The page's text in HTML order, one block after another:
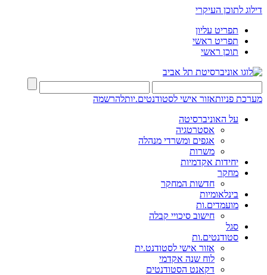
דילוג לתוכן העיקרי
תפריט עליון
תפריט ראשי
תוכן ראשי
מערכת פניותאזור אישי לסטודנטים.יותלהרשמה
על האוניברסיטה
אסטרטגיה
אגפים ומשרדי מנהלה
משרות
יחידות אקדמיות
מחקר
חדשות המחקר
בינלאומיות
מועמדים.ות
חישוב סיכויי קבלה
סגל
סטודנטים.ות
אזור אישי לסטודנט.ית
לוח שנה אקדמי
דקאנט הסטודנטים